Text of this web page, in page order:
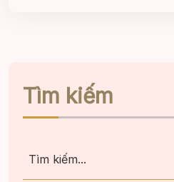
Tìm kiếm